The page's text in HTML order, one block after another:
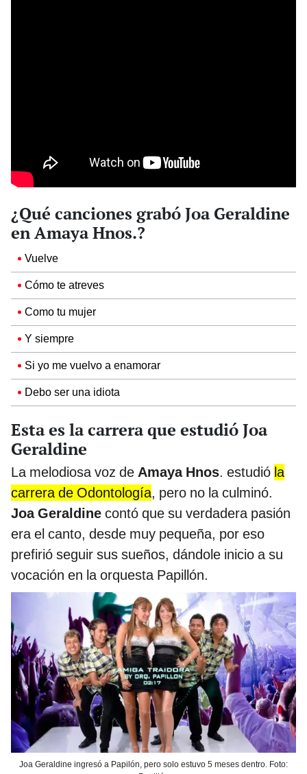
¿Qué canciones grabó Joa Geraldine
en Amaya Hnos.?
Vuelve
Cómo te atreves
Como tu mujer
Y siempre
Si yo me vuelvo a enamorar
Debo ser una idiota
Esta es la carrera que estudió Joa
Geraldine
La melodiosa voz de Amaya Hnos. estudió la
carrera de Odontología, pero no la culminó.
Joa Geraldine contó que su verdadera pasión
era el canto, desde muy pequeña, por eso
prefirió seguir sus sueños, dándole inicio a su
vocación en la orquesta Papillón.
Joa Geraldine ingresó a Papilón, pero solo estuvo 5 meses dentro. Foto: